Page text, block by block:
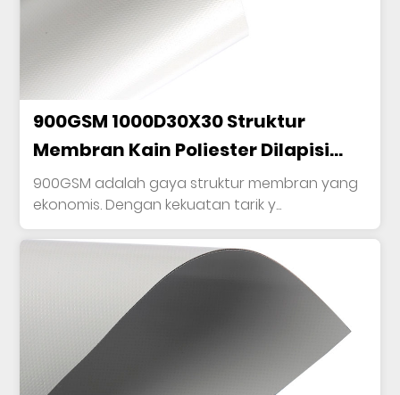
900GSM 1000D30X30 Struktur
Membran Kain Poliester Dilapisi
PVC
900GSM adalah gaya struktur membran yang
ekonomis. Dengan kekuatan tarik y...